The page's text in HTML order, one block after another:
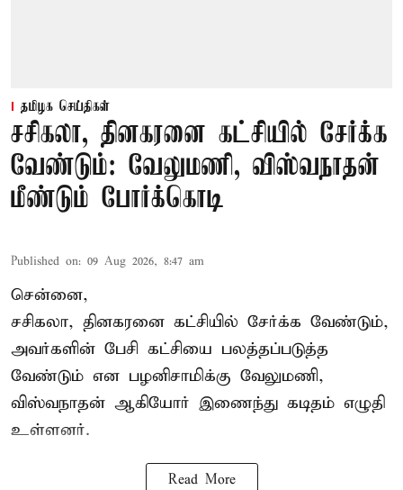
தமிழக செய்திகள்
சசிகலா, தினகரனை கட்சியில் சேர்க்க
வேண்டும்: வேலுமணி, விஸ்வநாதன்
மீண்டும் போர்க்கொடி
Published on: 09 Aug 2026, 8:47 am
சென்னை,
சசிகலா, தினகரனை கட்சியில் சேர்க்க வேண்டும்,
அவர்களின் பேசி கட்சியை பலத்தப்படுத்த
வேண்டும் என பழனிசாமிக்கு வேலுமணி,
விஸ்வநாதன் ஆகியோர் இணைந்து கடிதம் எழுதி
உள்ளனர்.
Read More